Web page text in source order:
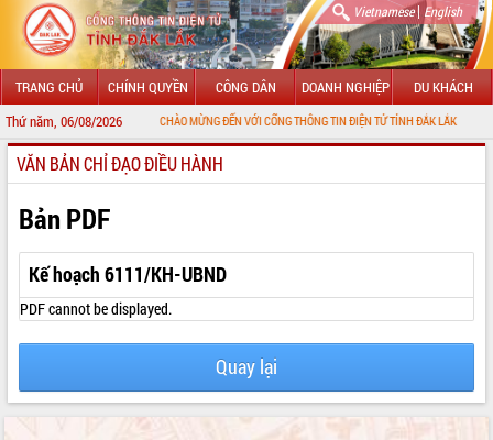
Vietnamese| English
TRANG CHỦ CHÍNH QUYỀN CÔNG DÂN DOANH NGHIỆP DU KHÁCH
Thứ năm, 06/08/2026CHÀO MỪNG ĐẾN VỚI CỔNG THÔNG TIN ĐIỆN TỬ TỈNH ĐẮK LẮK
GIỚI THIỆU
LÃNH ĐẠO UBND TỈNH
TIN TỨC SỰ KIỆN
SỞ, BAN, NGÀNH
UBND CÁC XÃ, PHƯỜNG
THÔNG TIN CHỈ ĐẠO ĐIỀU HÀNH
VĂN BẢN CHỈ ĐẠO ĐIỀU HÀNH
Bản PDF
Kế hoạch 6111/KH-UBND
PDF cannot be displayed.
Quay lại